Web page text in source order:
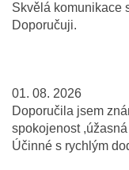
Skvělá komunikace
Doporučuji.
01. 08. 2026
Doporučila jsem
spokojenost
Účinné s rychlým